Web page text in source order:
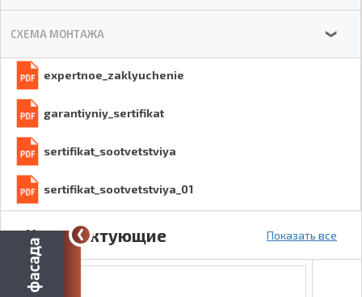
expertnoe_zaklyuchenie
garantiyniy_sertifikat
sertifikat_sootvetstviya
sertifikat_sootvetstviya_01
СХЕМА МОНТАЖА ❯
Комплектующие Показать все